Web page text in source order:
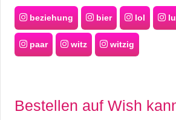
beziehung bier lol
paar witz witzig
Bestellen auf Wish